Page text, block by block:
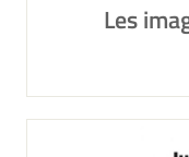
Les